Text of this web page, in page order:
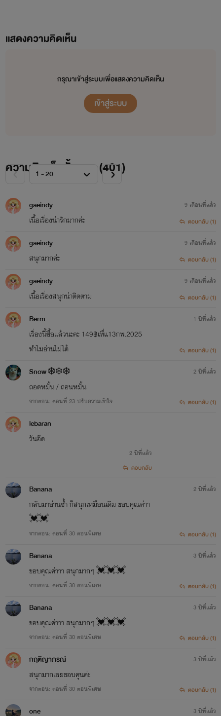
แสดงความคิดเห็น
กรุณาเข้าสู่ระบบเพื่อแสดงความคิดเห็น
เข้าสู่ระบบ
ความคิดเห็นทั้งหมด (401)
gaeindy
เนื้อเรื่องน่ารักมากค่ะ
9 เดือนที่แล้ว
ตอบกลับ (1)
gaeindy
สนุกมากค่ะ
9 เดือนที่แล้ว
ตอบกลับ (1)
gaeindy
เนื้อเรื่องสนุกน่าติดตาม
9 เดือนที่แล้ว
ตอบกลับ (1)
Berm
เรื่องนี้ซื้อแล้วนะคะ 149฿เทื่แ13กพ.2025
ทำไมอ่านไม่ได้
1 ปีที่แล้ว
ตอบกลับ (1)
Snow ❄️❄️❄️
ถอดหมั้น / ถอนหมั้น
จากตอน: ตอนที่ 23 ปรับความเข้าใจ
2 ปีที่แล้ว
ตอบกลับ (1)
lebaran
วันอีด
2 ปีที่แล้ว
ตอบกลับ
Banana
กลับมาอ่านซ้ำ ก็สนุกเหมือนเดิม ขอบคุณค่าา
💓💓
จากตอน: ตอนที่ 30 ตอนพิเศษ
2 ปีที่แล้ว
ตอบกลับ (1)
Banana
ขอบคุณค่าาา สนุกมากๆ 💓💓💓
จากตอน: ตอนที่ 30 ตอนพิเศษ
3 ปีที่แล้ว
ตอบกลับ (1)
Banana
ขอบคุณค่าาา สนุกมากๆ 💓💓💓
จากตอน: ตอนที่ 30 ตอนพิเศษ
3 ปีที่แล้ว
ตอบกลับ (1)
กฤติญาภรณ์
สนุกมากเลยขอบคุนค่ะ
จากตอน: ตอนที่ 30 ตอนพิเศษ
3 ปีที่แล้ว
ตอบกลับ (1)
one 3 ปีที่แล้ว